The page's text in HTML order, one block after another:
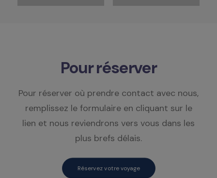
Pour réserver
Pour réserver où prendre contact avec nous,
remplissez le formulaire en cliquant sur le
lien et nous reviendrons vers vous dans les
plus brefs délais.
Réservez votre voyage